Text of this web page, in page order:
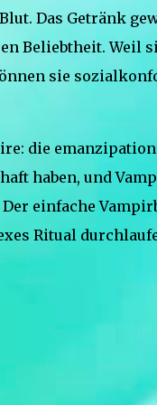
Das Getränk
Beliebtheit. Weil
sie
die
haben, und
einfache
Ritual